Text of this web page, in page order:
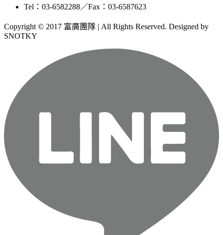
Tel：03-6582288／Fax：03-6587623
Copyright © 2017 富廣團隊 | All Rights Reserved. Designed by
SNOTKY